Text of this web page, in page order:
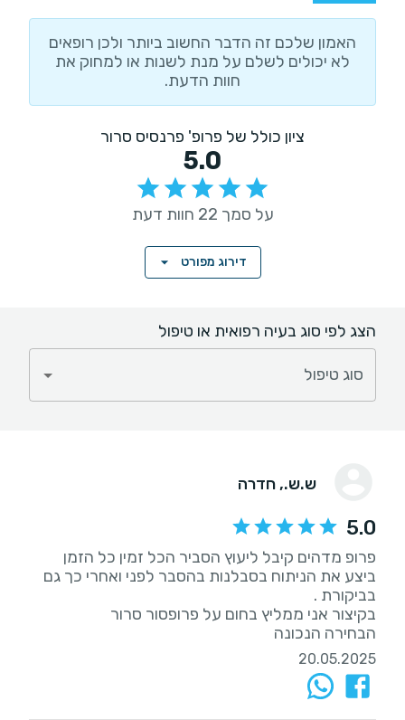
האמון שלכם זה הדבר החשוב ביותר ולכן רופאים
לא יכולים לשלם על מנת לשנות או למחוק את
חוות הדעת.
ציון כולל של פרופ' פרנסיס סרור
5.0
על סמך 22 חוות דעת
דירוג מפורט
הצג לפי סוג בעיה רפואית או טיפול
סוג טיפול
ש.ש., חדרה
5.0
פרופ מדהים קיבל ליעוץ הסביר הכל זמין כל הזמן
ביצע את הניתוח בסבלנות בהסבר לפני ואחרי כך גם
הבחירה הנכונה
20.05.2025